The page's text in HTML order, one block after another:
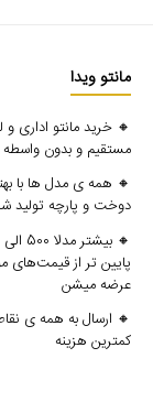
مانتو ویدا
🔸 خرید مانتو اداری و
مستقیم و بدون واسطه
🔸 همه ی مدل ها با
دوخت و پارچه تولید
پایین تر از قیمت‌های
عرضه میشن
🔸 ارسال به همه ی
کمترین هزینه